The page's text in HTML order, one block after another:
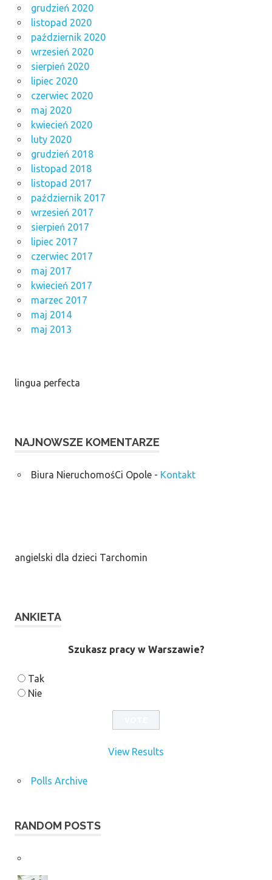
grudzień 2020
listopad 2020
październik 2020
wrzesień 2020
sierpień 2020
lipiec 2020
czerwiec 2020
maj 2020
kwiecień 2020
luty 2020
grudzień 2018
listopad 2018
listopad 2017
październik 2017
wrzesień 2017
sierpień 2017
lipiec 2017
czerwiec 2017
maj 2017
kwiecień 2017
marzec 2017
maj 2014
maj 2013
lingua perfecta
NAJNOWSZE KOMENTARZE
Biura NieruchomośCi Opole- Kontakt
angielski dla dzieci Tarchomin
ANKIETA
Szukasz pracy w Warszawie?
Tak
Nie
View Results
Polls Archive
RANDOM POSTS